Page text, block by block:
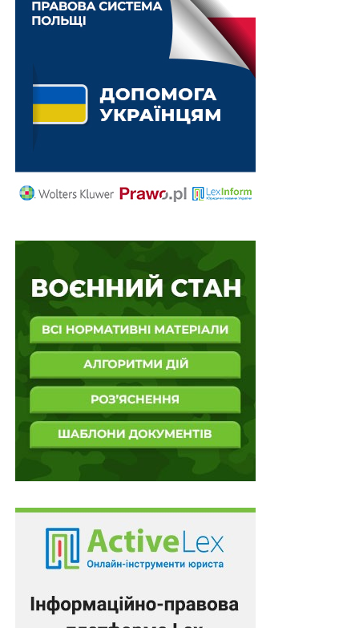
НЕ ПРОПУСТІТЬ
Уряд визначився як інформуватиме
громадськість про НАТО у 2020 р.